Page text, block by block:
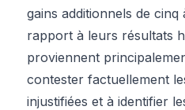
gains additionnels de
rapport à leurs résultats
proviennent
contester factuellement
injustifiées et à identifier